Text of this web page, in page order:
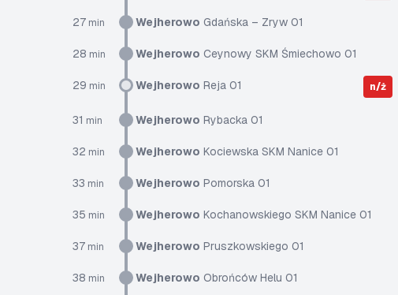
27 min Wejherowo Gdańska – Zryw 01
28 min Wejherowo Ceynowy SKM Śmiechowo 01
29 min Wejherowo Reja 01 n/ż
31 min Wejherowo Rybacka 01
32 min Wejherowo Kociewska SKM Nanice 01
33 min Wejherowo Pomorska 01
35 min Wejherowo Kochanowskiego SKM Nanice 01
37 min Wejherowo Pruszkowskiego 01
38 min Wejherowo Obrońców Helu 01